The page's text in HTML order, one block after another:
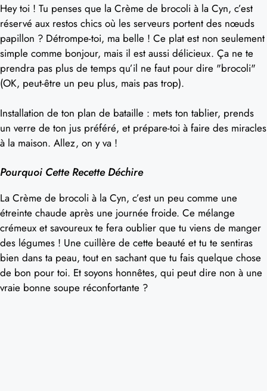
Hey toi ! Tu penses que la Crème de brocoli à la Cyn, c’est
réservé aux restos chics où les serveurs portent des nœuds
papillon ? Détrompe-toi, ma belle ! Ce plat est non seulement
simple comme bonjour, mais il est aussi délicieux. Ça ne te
prendra pas plus de temps qu’il ne faut pour dire "brocoli"
(OK, peut-être un peu plus, mais pas trop).
Installation de ton plan de bataille : mets ton tablier, prends
un verre de ton jus préféré, et prépare-toi à faire des miracles
à la maison. Allez, on y va !
Pourquoi Cette Recette Déchire
La Crème de brocoli à la Cyn, c’est un peu comme une
étreinte chaude après une journée froide. Ce mélange
crémeux et savoureux te fera oublier que tu viens de manger
des légumes ! Une cuillère de cette beauté et tu te sentiras
bien dans ta peau, tout en sachant que tu fais quelque chose
de bon pour toi. Et soyons honnêtes, qui peut dire non à une
vraie bonne soupe réconfortante ?